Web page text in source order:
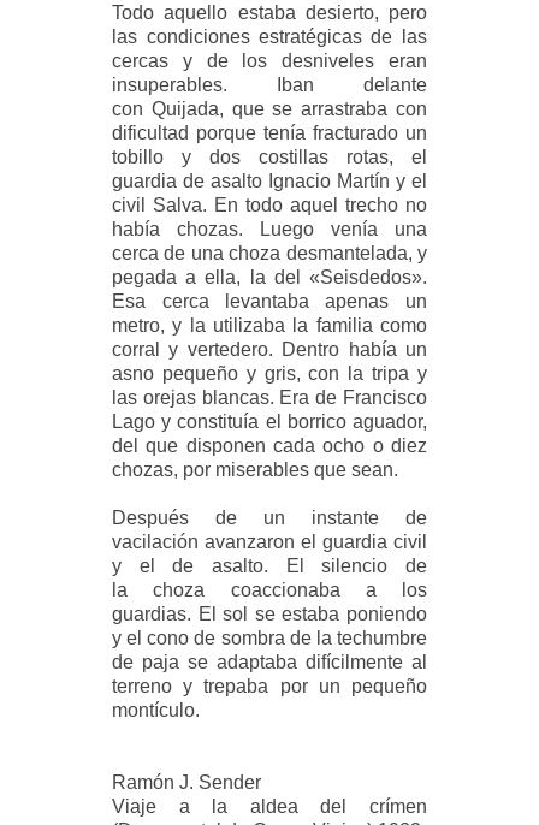
Todo aquello estaba desierto, pero
las condiciones estratégicas de las
cercas y de los desniveles eran
insuperables. Iban delante
con Quijada, que se arrastraba con
dificultad porque tenía fracturado un
tobillo y dos costillas rotas, el
guardiade asalto Ignacio Martín y el
civil Salva. En todo aquel trecho no
había chozas. Luego venía una
cerca de una choza desmantelada, y
pegada a ella, la del «Seisdedos».
Esa cerca levantaba apenas un
metro, y la utilizaba la familia como
corral y vertedero. Dentro había un
asno pequeño y gris, con la tripa y
las orejas blancas. Era de Francisco
Lago y constituía el borrico aguador,
del que disponen cada ocho o diez
chozas, por miserables que sean.
Después de un instante de
vacilación avanzaron el guardia civil
y el de asalto. El silencio de
lachoza coaccionaba a los
guardias. El sol se estaba poniendo
y el cono de sombra de la techumbre
de pajase adaptaba difícilmente al
terreno y trepaba por un pequeño
montículo.
Ramón J. Sender
Viaje a la aldea del crímen